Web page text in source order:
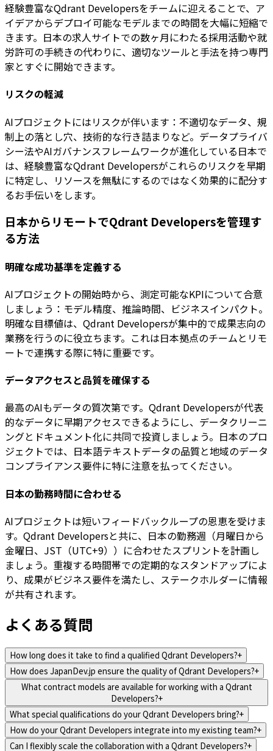
経験豊富なQdrant Developersをチームに迎えることで、ア
イデアからデプロイ可能なモデルまでの時間を大幅に短縮で
きます。日本の求人サイトでの数ヶ月にわたる採用活動や就
労許可の手続きの代わりに、適切なツールと手法を持つ専門
家とすぐに開始できます。
リスクの軽減
AIプロジェクトにはリスクが伴います：不適切なデータ、規
制上の落とし穴、技術的な行き詰まりなど。データプライバ
シー法やAIガバナンスフレームワークが進化している日本で
は、経験豊富なQdrant Developersがこれらのリスクを早期
に特定し、リソースを無駄にするのではなく効果的に配分す
るお手伝いをします。
日本からリモートでQdrant Developersを管理す
る方法
明確な成功基準を定義する
AIプロジェクトの開始時から、測定可能なKPIについて合意
しましょう：モデル精度、推論時間、ビジネスインパクト。
明確な目標値は、Qdrant Developersが集中的で成果志向の
業務を行うのに役立ちます。これは日本拠点のチームとリモ
ートで連携する際に特に重要です。
データアクセスと品質を確保する
最高のAIもデータの質次第です。Qdrant Developersが代表
的なデータに早期アクセスできるようにし、データクリーニ
ングとドキュメント化に共同で投資しましょう。日本のプロ
ジェクトでは、日本語テキストデータの品質と地域のデータ
コンプライアンス要件に特に注意を払ってください。
日本の勤務時間に合わせる
AIプロジェクトは短いフィードバックループの恩恵を受けま
す。Qdrant Developersと共に、日本の勤務週（月曜日から
金曜日、JST（UTC+9））に合わせたスプリントを計画し
ましょう。重複する時間帯での定期的なスタンドアップによ
り、成果がビジネス要件を満たし、ステークホルダーに情報
が共有されます。
よくある質問
How long does it take to find a qualified Qdrant Developers?+
How does JapanDev.jp ensure the quality of Qdrant Developers?+
What contract models are available for working with a Qdrant
Developers?+
What special qualifications do your Qdrant Developers bring?+
How do your Qdrant Developers integrate into my existing team?+
Can I flexibly scale the collaboration with a Qdrant Developers?+